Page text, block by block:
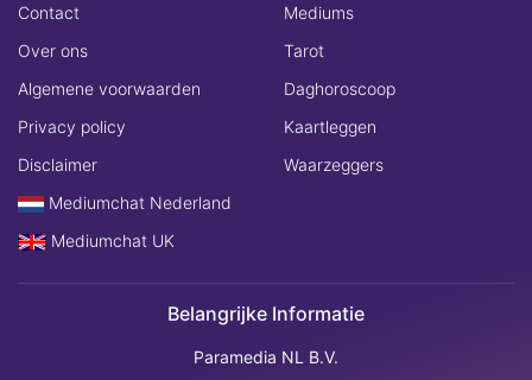
Contact
Over ons
Algemene voorwaarden
Privacy policy
Disclaimer
Mediumchat Nederland
Mediumchat UK
Mediums
Tarot
Daghoroscoop
Kaartleggen
Waarzeggers
Belangrijke Informatie
Paramedia NL B.V.